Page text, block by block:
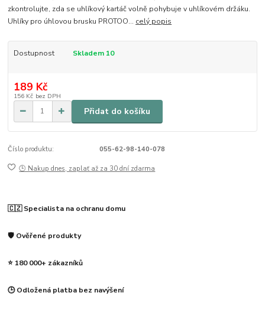
zkontrolujte, zda se uhlíkový kartáč volně pohybuje v uhlíkovém držáku.
Uhlíky pro úhlovou brusku PROTOO... celý popis
Dostupnost Skladem 10
189 Kč
156 Kč bez DPH
Přidat do košíku
Číslo produktu: 055-62-98-140-078
🕒 Nakup dnes, zaplať až za 30 dní zdarma
🇨🇿 Specialista na ochranu domu
🛡️ Ověřené produkty
⭐ 180 000+ zákazníků
🕒 Odložená platba bez navýšení